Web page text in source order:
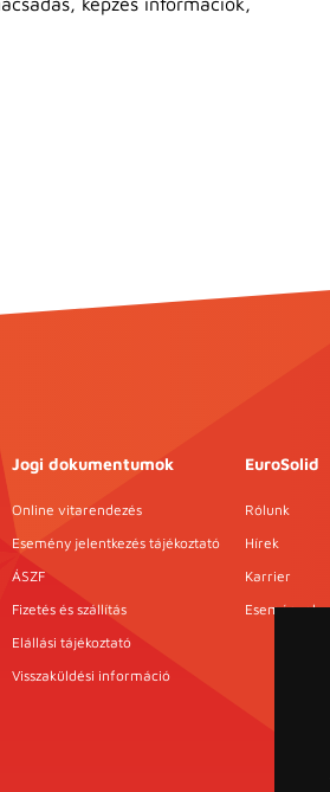
Jogi dokumentumok
Online vitarendezés
Esemény jelentkezés tájékoztató
ÁSZF
Fizetés és szállítás
Elállási tájékoztató
Visszaküldési információ
EuroSolid
Rólunk
Hírek
Karrier
Események